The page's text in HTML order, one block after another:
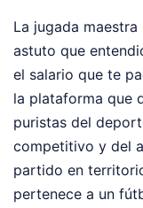
La jugada
astuto que
el salario que te
la plataforma que
puristas del
competitivo y del
partido en
pertenece a un